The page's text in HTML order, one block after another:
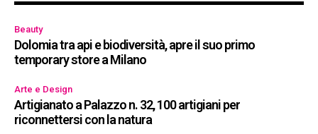
Beauty
Dolomia tra api e biodiversità, apre il suo primo
temporary store a Milano
Arte e Design
Artigianato a Palazzo n. 32, 100 artigiani per
riconnettersi con la natura